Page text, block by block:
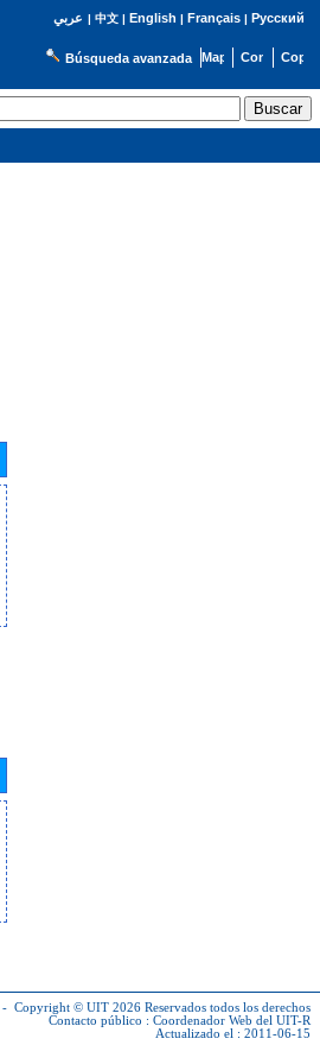
عربي | 中文| English | Français| Русский
Búsqueda avanzada
- Copyright © UIT 2026 Reservados todos los derechos
Contacto público : Coordenador Web del UIT-R
Actualizado el : 2011-06-15